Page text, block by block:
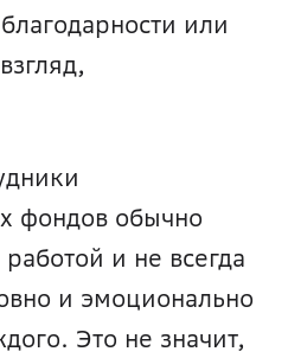
или
фондов обычно
и не всегда
и эмоционально
Это не значит,